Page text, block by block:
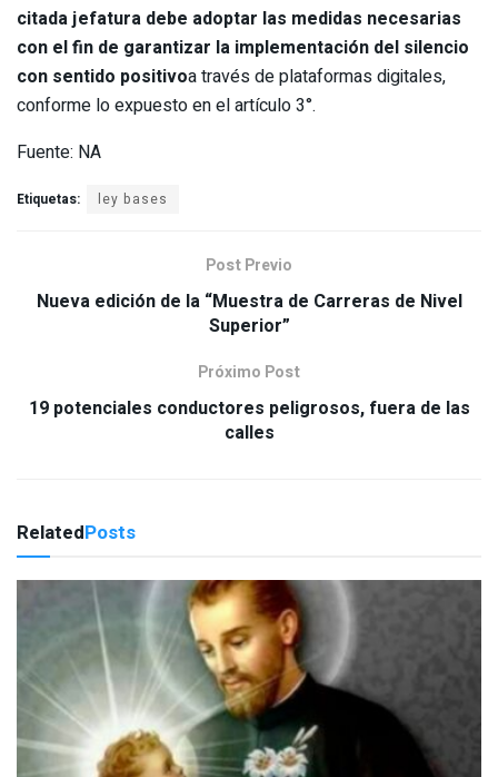
citada jefatura debe adoptar las medidas necesarias
con el fin de garantizar la implementación del silencio
con sentido positivoa través de plataformas digitales,
conforme lo expuesto en el artículo 3°.
Fuente: NA
Etiquetas: ley bases
Post Previo
Nueva edición de la “Muestra de Carreras de Nivel
Superior”
Próximo Post
19 potenciales conductores peligrosos, fuera de las
calles
RelatedPosts